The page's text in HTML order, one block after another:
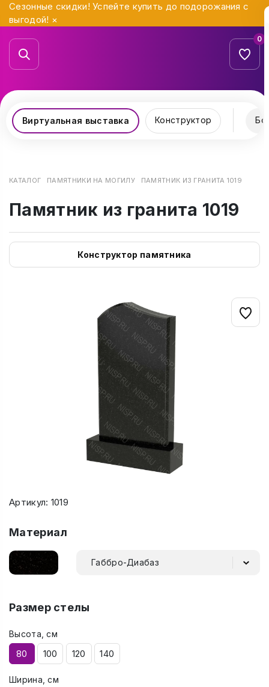
Сезонные скидки! Успейте купить до подорожания с
выгодой! ×
0
Виртуальная выставка Конструктор
КАТАЛОГ ПАМЯТНИКИ НА МОГИЛУ ПАМЯТНИК ИЗ ГРАНИТА 1019
Памятник из гранита 1019
Конструктор памятника
Артикул: 1019
Материал
Габбро-Диабаз
Размер стелы
Высота, см
80 100 120 140
Ширина, см